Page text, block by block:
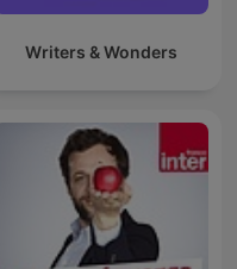
Writers & Wonders